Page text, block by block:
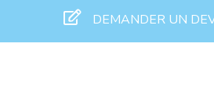
DEMANDER UN